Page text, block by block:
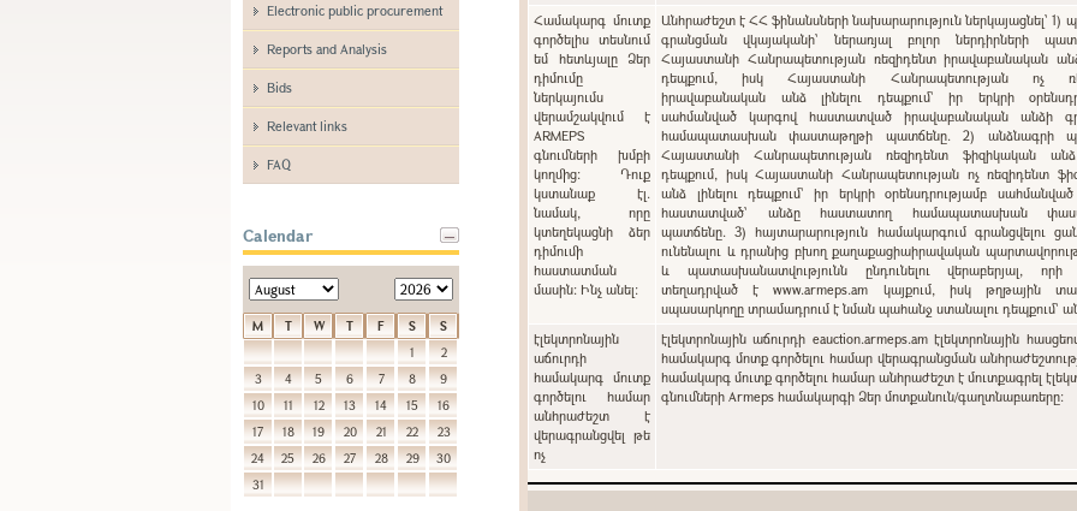
Electronic public procurement
Reports and Analysis
Bids
Relevant links
FAQ
Calendar
M T W T F S
S
1
2
3
4 5 6 7 8
9
10
11 12 13 14 15
16
17
18 19 20 21 22
23
24
25 26 27 28 29
30
31
Համակարգ մուտք
գործելիս տեսնում
եմ հետևյալը Ձեր
դիմումը
ներկայումս
վերամշակվում է
ARMEPS
գնումների խմբի
կողմից: Դուք
կստանաք էլ.
նամակ, որը
կտեղեկացնի ձեր
դիմումի
հաստատման
մասին: Ինչ անել:
Անհրաժեշտ է ՀՀ ֆինանսների նախարարություն ներկայացնել՝ 1) պետական
գրանցման վկայականի՝ ներառյալ բոլոր ներդիրների
Հայաստանի Հանրապետության ռեզիդենտ իրավաբանական անձ
դեպքում, իսկ Հայաստանի Հանրապետության ոչ
իրավաբանական անձ լինելու դեպքում` իր երկրի
սահմանված կարգով հաստատված իրավաբանական անձի
համապատասխան փաստաթղթի պատճենը. 2) անձնագրի
Հայաստանի Հանրապետության ռեզիդենտ ֆիզիկական անձ
դեպքում, իսկ Հայաստանի Հանրապետության ոչ ռեզիդենտ
անձ լինելու դեպքում` իր երկրի օրենսդրությամբ
հաստատված՝ անձը հաստատող համապատասխան
պատճենը. 3) հայտարարություն համակարգում գրանցվելու ցանկություն
ունենալու և դրանից բխող քաղաքացիաիրավական
և պատասխանատվությունն ընդունելու վերաբերյալ, որի
տեղադրված է www.armeps.am կայքում, իսկ թղթային
սպասարկողը տրամադրում է նման պահանջ ստանալու դեպքում՝
էլեկտրոնային
աճուրդի
համակարգ մուտք
գործելու համար
անհրաժեշտ է
վերագրանցվել թե
ոչ
էլեկտրոնային աճուրդի eauction.armeps.am էլեկտրոնային
համակարգ մոտք գործելու համար վերագրանցման
համակարգ մուտք գործելու համար անհրաժեշտ է մուտքագրել
գնումների Armeps համակարգի Ձեր մոտքանուն/գաղտնաբառերը: